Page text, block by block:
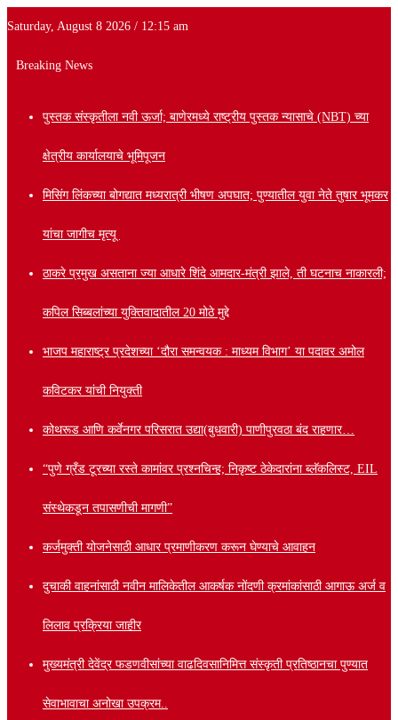
Saturday, August 8 2026 / 12:15 am
Breaking News
पुस्तक संस्कृतीला नवी ऊर्जा; बाणेरमध्ये राष्ट्रीय पुस्तक न्यासाचे (NBT) च्या
क्षेत्रीय कार्यालयाचे भूमिपूजन
मिसिंग लिंकच्या बोगद्यात मध्यरात्री भीषण अपघात; पुण्यातील युवा नेते तुषार भूमकर
यांचा जागीच मृत्यू
ठाकरे प्रमुख असताना ज्या आधारे शिंदे आमदार-मंत्री झाले, ती घटनाच नाकारली;
कपिल सिब्बलांच्या युक्तिवादातील 20 मोठे मुद्दे
भाजप महाराष्ट्र प्रदेशच्या ‘दौरा समन्वयक : माध्यम विभाग’ या पदावर अमोल
कविटकर यांची नियुक्ती
कोथरूड आणि कर्वेनगर परिसरात उद्या(बुधवारी) पाणीपुरवठा बंद राहणार…
“पुणे ग्रँड टूरच्या रस्ते कामांवर प्रश्नचिन्ह; निकृष्ट ठेकेदारांना ब्लॅकलिस्ट, EIL
संस्थेकडून तपासणीची मागणी”
कर्जमुक्ती योजनेसाठी आधार प्रमाणीकरण करून घेण्याचे आवाहन
दुचाकी वाहनांसाठी नवीन मालिकेतील आकर्षक नोंदणी क्रमांकांसाठी आगाऊ अर्ज व
लिलाव प्रक्रिया जाहीर
मुख्यमंत्री देवेंद्र फडणवीसांच्या वाढदिवसानिमित्त संस्कृती प्रतिष्ठानचा पुण्यात
सेवाभावाचा अनोखा उपक्रम..